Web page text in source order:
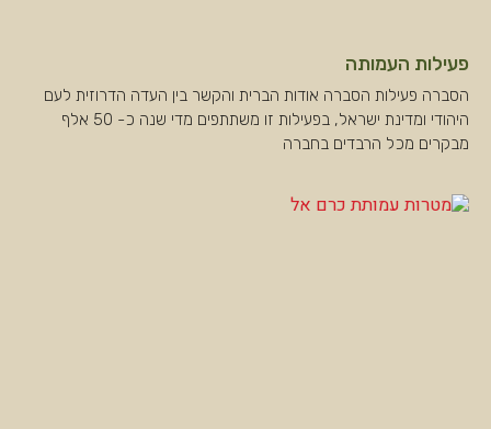
פעילות העמותה
הסברה פעילות הסברה אודות הברית והקשר בין העדה הדרוזית לעם
היהודי ומדינת ישראל, בפעילות זו משתתפים מדי שנה כ- 50 אלף
מבקרים מכל הרבדים בחברה